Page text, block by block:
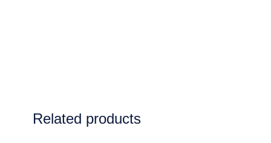
Related products